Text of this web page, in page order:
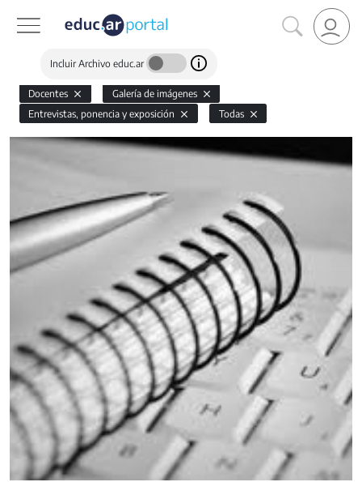
Incluir Archivo educ.ar
Docentes
Galería de imágenes
Entrevistas, ponencia y exposición
Todas